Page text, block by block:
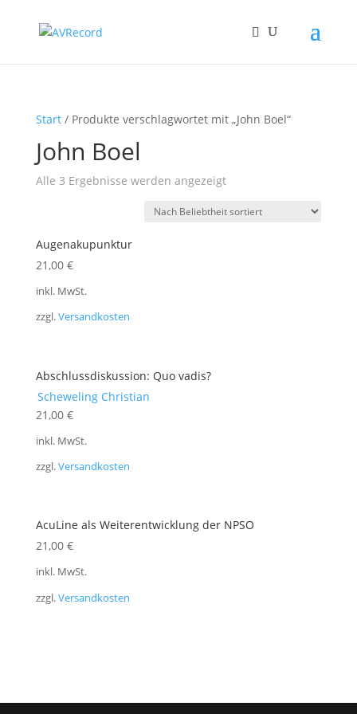
Start/ Produkte verschlagwortet mit „John Boel“
John Boel
Alle 3 Ergebnisse werden angezeigtNach
sortiert
Augenakupunktur
21,00 €
inkl. MwSt.
zzgl.Versandkosten
Abschlussdiskussion: Quo vadis?
Scheweling Christian
21,00 €
inkl. MwSt.
zzgl.Versandkosten
AcuLine als Weiterentwicklung der NPSO
21,00 €
inkl. MwSt.
zzgl.Versandkosten